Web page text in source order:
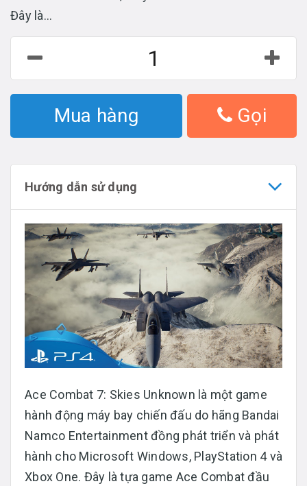
Đây là...
Mua hàng Gọi
Hướng dẫn sử dụng
Ace Combat 7: Skies Unknown là một game
hành động máy bay chiến đấu do hãng Bandai
Namco Entertainment đồng phát triển và phát
hành cho Microsoft Windows, PlayStation 4 và
Xbox One. Đây là tựa game Ace Combat đầu